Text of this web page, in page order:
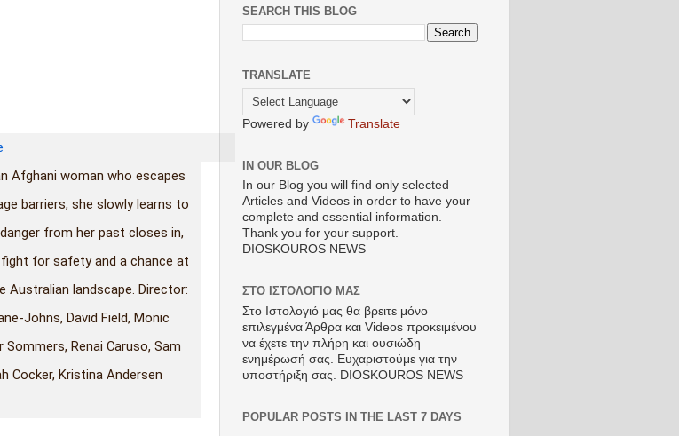
Afghani woman who escapes
barriers, she slowly learns to
from her past closes in,
for safety and a chance at
Australian landscape. Director:
Johns, David Field, Monic
Renai Caruso, Sam
Cocker, Kristina Andersen
SEARCH THIS BLOG
TRANSLATE
Powered by Translate
IN OUR BLOG
In our Blog you will find only selected
Articles and Videos in order to have your
complete and essential information.
Thank you for your support.
DIOSKOUROS NEWS
ΣΤΟ ΙΣΤΟΛΟΓΙΟ ΜΑΣ
Στο Ιστολογιό μας θα βρειτε μόνο
επιλεγμένα Άρθρα και Videos προκειμένου
να έχετε την πλήρη και ουσιώδη
ενημέρωσή σας. Ευχαριστούμε για την
υποστήριξη σας. DIOSKOUROS NEWS
POPULAR POSTS IN THE LAST 7 DAYS